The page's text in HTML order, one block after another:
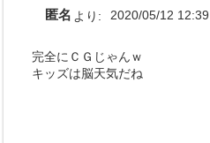
匿名 より: 2020/05/12 12:39
完全にＣＧじゃんｗ
キッズは脳天気だね